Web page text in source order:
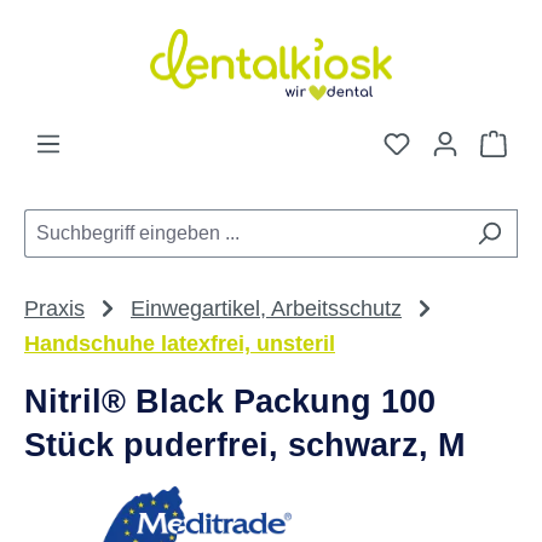
Zum Hauptinhalt springen
Du hast 0
Praxis
Einwegartikel, Arbeitsschutz
Handschuhe latexfrei, unsteril
Nitril® Black Packung 100
Stück puderfrei, schwarz, M